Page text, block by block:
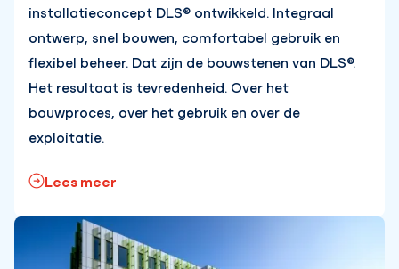
installatieconcept DLS® ontwikkeld. Integraal
ontwerp, snel bouwen, comfortabel gebruik en
flexibel beheer. Dat zijn de bouwstenen van DLS®.
Het resultaat is tevredenheid. Over het
bouwproces, over het gebruik en over de
exploitatie.
Lees meer